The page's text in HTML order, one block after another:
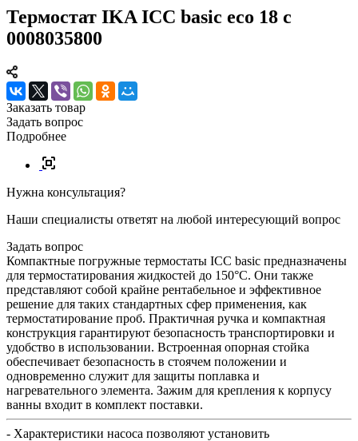
Термостат IKA ICC basic eco 18 c
0008035800
Заказать товар
Задать вопрос
Подробнее
Нужна консультация?
Наши специалисты ответят на любой интересующий вопрос
Задать вопрос
Компактные погружные термостаты ICC basic предназначены
для термостатирования жидкостей до 150°C. Они также
представляют собой крайне рентабельное и эффективное
решение для таких стандартных сфер применения, как
термостатирование проб. Практичная ручка и компактная
конструкция гарантируют безопасность транспортировки и
удобство в использовании. Встроенная опорная стойка
обеспечивает безопасность в стоячем положении и
одновременно служит для защиты поплавка и
нагревательного элемента. Зажим для крепления к корпусу
ванны входит в комплект поставки.
- Характеристики насоса позволяют установить